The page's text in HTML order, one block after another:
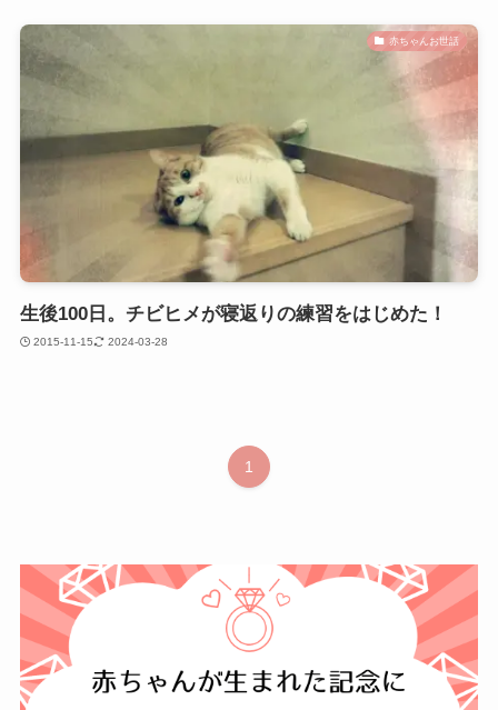
赤ちゃんお世話
生後100日。チビヒメが寝返りの練習をはじめた！
2015-11-15 2024-03-28
1